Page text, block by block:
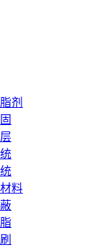
剂
料